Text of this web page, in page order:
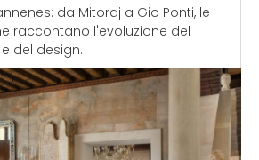
da Mitoraj a Gio Ponti, le
raccontano l'evoluzione del
del design.